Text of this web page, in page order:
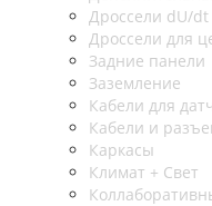
Дроссели dU/dt
Дроссели для
Задние панели
Заземление
Кабели для
Кабели и
Каркасы
Климат + Свет